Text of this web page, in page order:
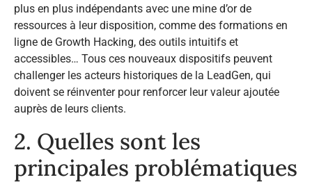
plus en plus indépendants avec une mine d’or de
ressources à leur disposition, comme des formations en
ligne de Growth Hacking, des outils intuitifs et
accessibles… Tous ces nouveaux dispositifs peuvent
challenger les acteurs historiques de la LeadGen, qui
doivent se réinventer pour renforcer leur valeur ajoutée
auprès de leurs clients.
2. Quelles sont les
principales problématiques